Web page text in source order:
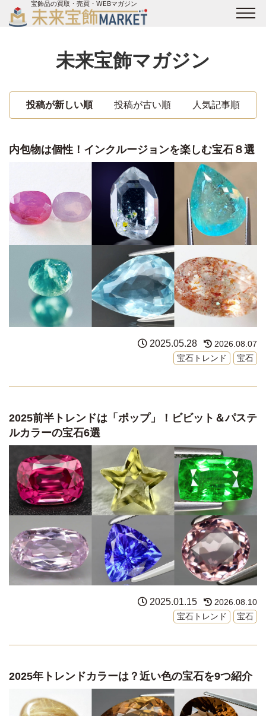
宝飾品の買取・売買・WEBマガジン
ジュエリー買取
未来宝飾マガジン
運営会社
未来宝飾マガジン
投稿が新しい順 投稿が古い順 人気記事順
内包物は個性！インクルージョンを楽しむ宝石８選
2025.05.28
2026.08.07
宝石トレンド
宝石
2025前半トレンドは「ポップ」！ビビット＆パステ
ルカラーの宝石6選
2025.01.15
2026.08.10
宝石トレンド
宝石
2025年トレンドカラーは？近い色の宝石を9つ紹介